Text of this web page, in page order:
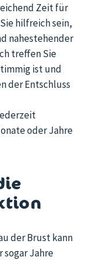
Zeit für
hilfreich sein,
nahestehender
treffen Sie
ist und
der Entschluss
oder Jahre
der Brust kann
sogar Jahre